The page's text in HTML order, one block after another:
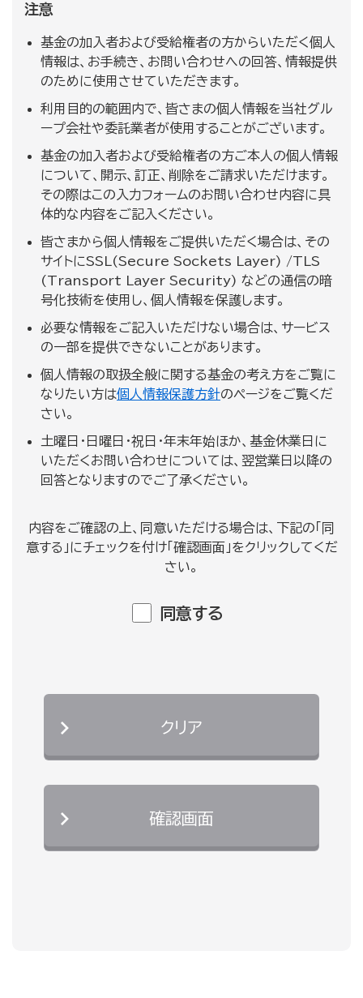
注意
基金の加入者および受給権者の方からいただく個人
情報は、お手続き、お問い合わせへの回答、情報提供
のために使用させていただきます。
利用目的の範囲内で、皆さまの個人情報を当社グル
ープ会社や委託業者が使用することがございます。
基金の加入者および受給権者の方ご本人の個人情報
について、開示、訂正、削除をご請求いただけます。
その際はこの入力フォームのお問い合わせ内容に具
体的な内容をご記入ください。
皆さまから個人情報をご提供いただく場合は、その
サイトにSSL(Secure Sockets Layer) /TLS
(Transport Layer Security) などの通信の暗
号化技術を使用し、個人情報を保護します。
必要な情報をご記入いただけない場合は、サービス
の一部を提供できないことがあります。
個人情報の取扱全般に関する基金の考え方をご覧に
なりたい方は個人情報保護方針のページをご覧くだ
さい。
土曜日・日曜日・祝日・年末年始ほか、基金休業日に
いただくお問い合わせについては、翌営業日以降の
回答となりますのでご了承ください。
内容をご確認の上、同意いただける場合は、下記の「同
意する」にチェックを付け「確認画面」をクリックしてくだ
さい。
同意する